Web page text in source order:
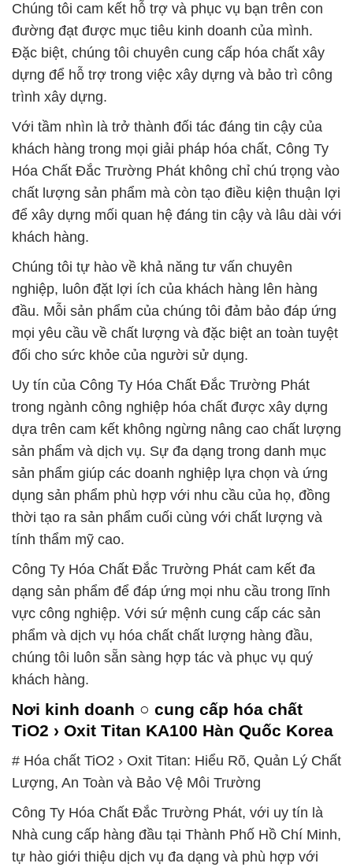
Chúng tôi cam kết hỗ trợ và phục vụ bạn trên con
đường đạt được mục tiêu kinh doanh của mình.
Đặc biệt, chúng tôi chuyên cung cấp hóa chất xây
dựng để hỗ trợ trong việc xây dựng và bảo trì công
trình xây dựng.
Với tầm nhìn là trở thành đối tác đáng tin cậy của
khách hàng trong mọi giải pháp hóa chất, Công Ty
Hóa Chất Đắc Trường Phát không chỉ chú trọng vào
chất lượng sản phẩm mà còn tạo điều kiện thuận lợi
để xây dựng mối quan hệ đáng tin cậy và lâu dài với
khách hàng.
Chúng tôi tự hào về khả năng tư vấn chuyên
nghiệp, luôn đặt lợi ích của khách hàng lên hàng
đầu. Mỗi sản phẩm của chúng tôi đảm bảo đáp ứng
mọi yêu cầu về chất lượng và đặc biệt an toàn tuyệt
đối cho sức khỏe của người sử dụng.
Uy tín của Công Ty Hóa Chất Đắc Trường Phát
trong ngành công nghiệp hóa chất được xây dựng
dựa trên cam kết không ngừng nâng cao chất lượng
sản phẩm và dịch vụ. Sự đa dạng trong danh mục
sản phẩm giúp các doanh nghiệp lựa chọn và ứng
dụng sản phẩm phù hợp với nhu cầu của họ, đồng
thời tạo ra sản phẩm cuối cùng với chất lượng và
tính thẩm mỹ cao.
Công Ty Hóa Chất Đắc Trường Phát cam kết đa
dạng sản phẩm để đáp ứng mọi nhu cầu trong lĩnh
vực công nghiệp. Với sứ mệnh cung cấp các sản
phẩm và dịch vụ hóa chất chất lượng hàng đầu,
chúng tôi luôn sẵn sàng hợp tác và phục vụ quý
khách hàng.
Nơi kinh doanh ○ cung cấp hóa chất
TiO2 › Oxit Titan KA100 Hàn Quốc Korea
# Hóa chất TiO2 › Oxit Titan: Hiểu Rõ, Quản Lý Chất
Lượng, An Toàn và Bảo Vệ Môi Trường
Công Ty Hóa Chất Đắc Trường Phát, với uy tín là
Nhà cung cấp hàng đầu tại Thành Phố Hồ Chí Minh,
tự hào giới thiệu dịch vụ đa dạng và phù hợp với